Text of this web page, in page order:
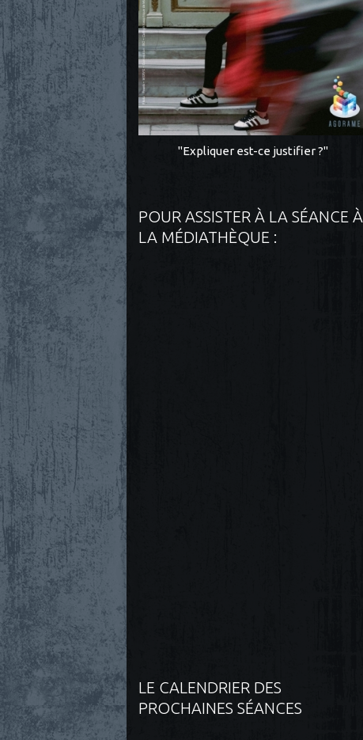
"Expliquer est-ce justifier ?"
POUR ASSISTER À LA SÉANCE À
LA MÉDIATHÈQUE :
LE CALENDRIER DES
PROCHAINES SÉANCES